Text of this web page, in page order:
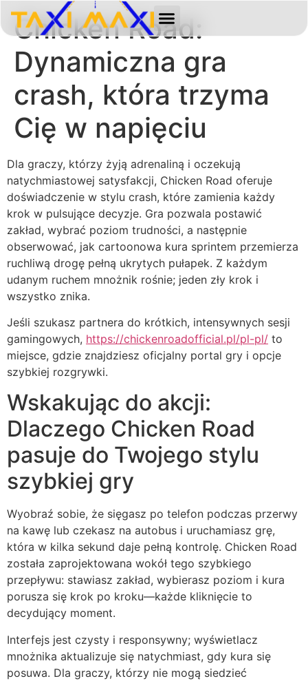
Chicken Road:
Dynamiczna gra
crash, która trzyma
Cię w napięciu
Dla graczy, którzy żyją adrenaliną i oczekują
natychmiastowej satysfakcji, Chicken Road oferuje
doświadczenie w stylu crash, które zamienia każdy
krok w pulsujące decyzje. Gra pozwala postawić
zakład, wybrać poziom trudności, a następnie
obserwować, jak cartoonowa kura sprintem przemierza
ruchliwą drogę pełną ukrytych pułapek. Z każdym
udanym ruchem mnożnik rośnie; jeden zły krok i
wszystko znika.
Jeśli szukasz partnera do krótkich, intensywnych sesji
gamingowych, https://chickenroadofficial.pl/pl-pl/ to
miejsce, gdzie znajdziesz oficjalny portal gry i opcje
szybkiej rozgrywki.
Wskakując do akcji:
Dlaczego Chicken Road
pasuje do Twojego stylu
szybkiej gry
Wyobraź sobie, że sięgasz po telefon podczas przerwy
na kawę lub czekasz na autobus i uruchamiasz grę,
która w kilka sekund daje pełną kontrolę. Chicken Road
została zaprojektowana wokół tego szybkiego
przepływu: stawiasz zakład, wybierasz poziom i kura
porusza się krok po kroku—każde kliknięcie to
decydujący moment.
Interfejs jest czysty i responsywny; wyświetlacz
mnożnika aktualizuje się natychmiast, gdy kura się
posuwa. Dla graczy, którzy nie mogą siedzieć